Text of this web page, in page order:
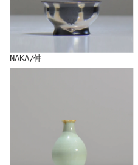
NAKA/仲
AKIHIKO NAKANO